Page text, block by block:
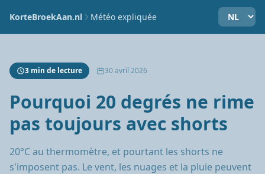
KorteBroekAan.nl Météo expliquée
3 min de lecture 30 avril 2026
Pourquoi 20 degrés ne rime
pas toujours avec shorts
20°C au thermomètre, et pourtant les shorts ne
s'imposent pas. Le vent, les nuages et la pluie peuvent